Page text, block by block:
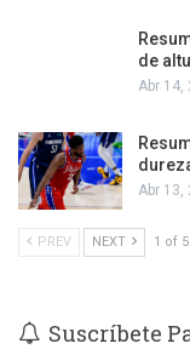
de
Abr 14,
Abr 13,
PREV NEXT 1 of
Suscríbete